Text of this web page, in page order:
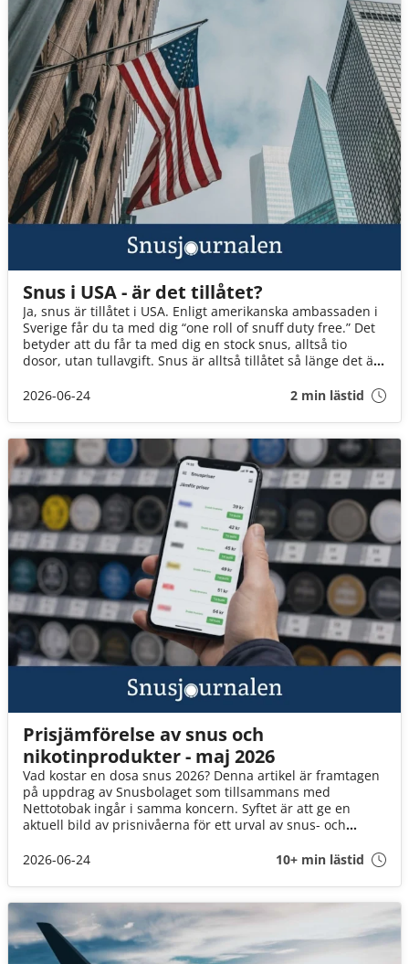
Snus i USA - är det tillåtet?
Ja, snus är tillåtet i USA. Enligt amerikanska ambassaden i
Sverige får du ta med dig “one roll of snuff duty free.” Det
betyder att du får ta med dig en stock snus, alltså tio
dosor, utan tullavgift. Snus är alltså tillåtet så länge det är
2026-06-24
2 min lästid
Prisjämförelse av snus och
nikotinprodukter - maj 2026
Vad kostar en dosa snus 2026? Denna artikel är framtagen
på uppdrag av Snusbolaget som tillsammans med
Nettotobak ingår i samma koncern. Syftet är att ge en
aktuell bild av prisnivåerna för ett urval av snus- och
2026-06-24
10+ min lästid